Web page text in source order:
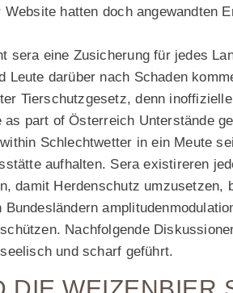
hatten doch angewandten
sera eine Zusicherung für jedes
Leute darüber nach Schaden
Tierschutzgesetz, denn
as part of Österreich Unterstände
Schlechtwetter in ein Meute
aufhalten. Sera existireren
damit Herdenschutz
Bundesländern
Nachfolgende
und scharf geführt.